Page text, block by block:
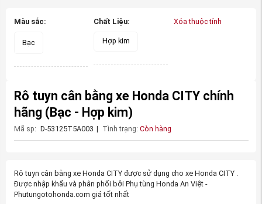
Màu sắc:
Bạc
Chất Liệu:
Hợp kim
Xóa thuộc tính
Rô tuyn cân bằng xe Honda CITY chính
hãng (Bạc - Hợp kim)
Mã sp: D-53125T5A003 | Tình trạng: Còn hàng
Rô tuyn cân bằng xe Honda CITY được sử dụng cho xe Honda CITY .
Được nhập khẩu và phân phối bởi Phụ tùng Honda An Việt -
Phutungotohonda.com giá tốt nhất